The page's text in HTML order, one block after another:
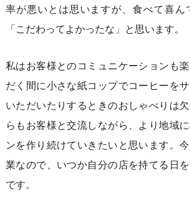
率が悪いとは思いますが、食べて喜
「こだわってよかったな」と思います。
私はお客様とのコミュニケーションも
だく間に小さな紙コップでコーヒーを
いただいたりするときのおしゃべりは
らもお客様と交流しながら、より地域
ンを作り続けていきたいと思います。
業なので、いつか自分の店を持てる日
です。